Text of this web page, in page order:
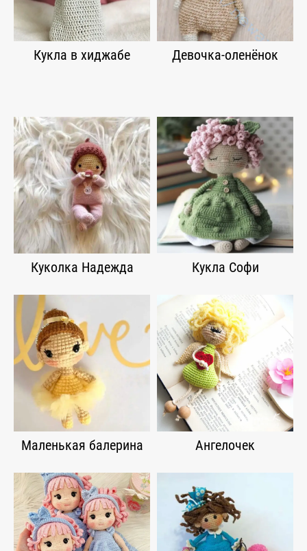
Кукла в хиджабе Девочка-оленёнок
Куколка Надежда Кукла Софи
Маленькая балерина Ангелочек